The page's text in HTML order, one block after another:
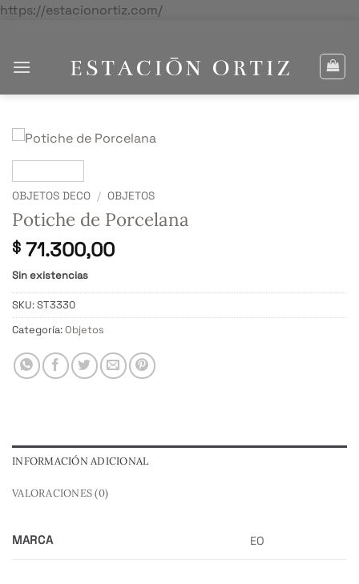
https://estacionortiz.com/Saltar
OBJETOS DECO / OBJETOS
Potiche de Porcelana
$ 71.300,00
Sin existencias
SKU:ST3330
Categoría:Objetos
INFORMACIÓN ADICIONAL
VALORACIONES (0)
MARCA EO